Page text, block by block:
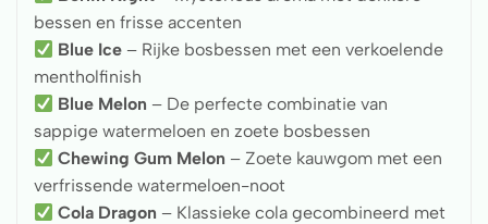
bessen en frisse accenten
Blue Ice – Rijke bosbessen met een verkoelende
mentholfinish
Blue Melon – De perfecte combinatie van
sappige watermeloen en zoete bosbessen
Chewing Gum Melon – Zoete kauwgom met een
verfrissende watermeloen-noot
Cola Dragon – Klassieke cola gecombineerd met